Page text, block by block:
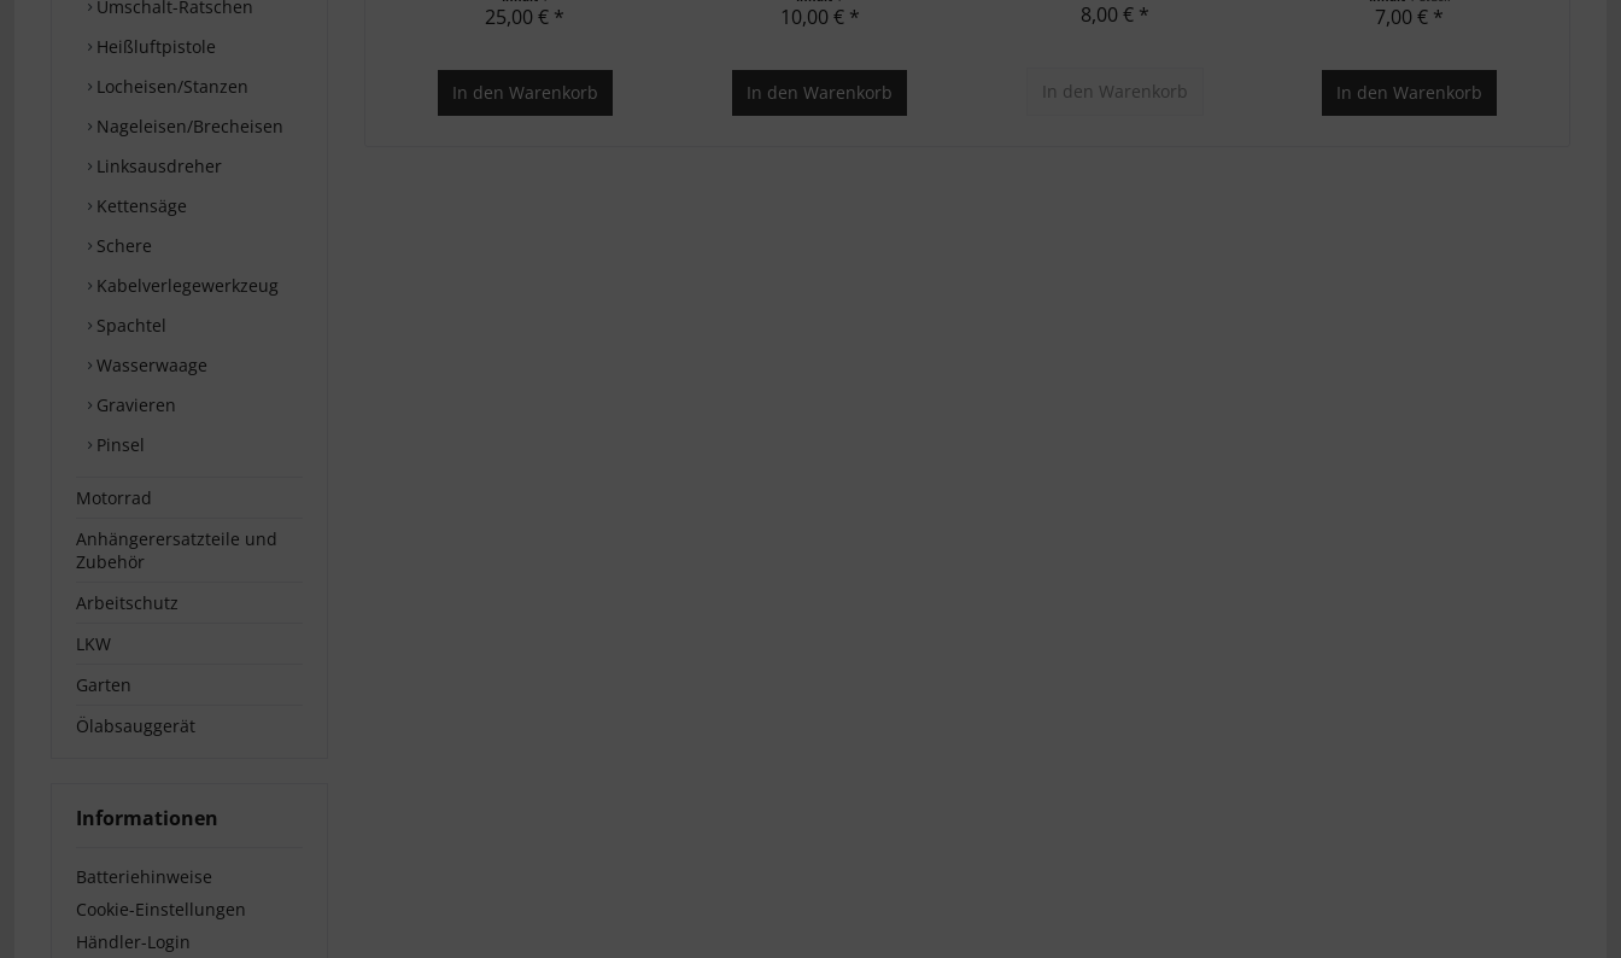
Umschalt-Ratschen
Heißluftpistole
Locheisen/Stanzen
Nageleisen/Brecheisen
Linksausdreher
Kettensäge
Schere
Kabelverlegewerkzeug
Spachtel
Wasserwaage
Gravieren
Pinsel
Motorrad
Anhängerersatzteile und
Zubehör
Arbeitschutz
LKW
Garten
Ölabsauggerät
Informationen
Batteriehinweise
Cookie-Einstellungen
Händler-Login
25,00 € *
In den Warenkorb
10,00 € *
In den Warenkorb
8,00 € *
In den Warenkorb
7,00 € *
In den Warenkorb